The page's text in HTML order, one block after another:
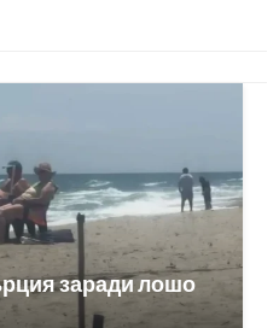
заради лошо